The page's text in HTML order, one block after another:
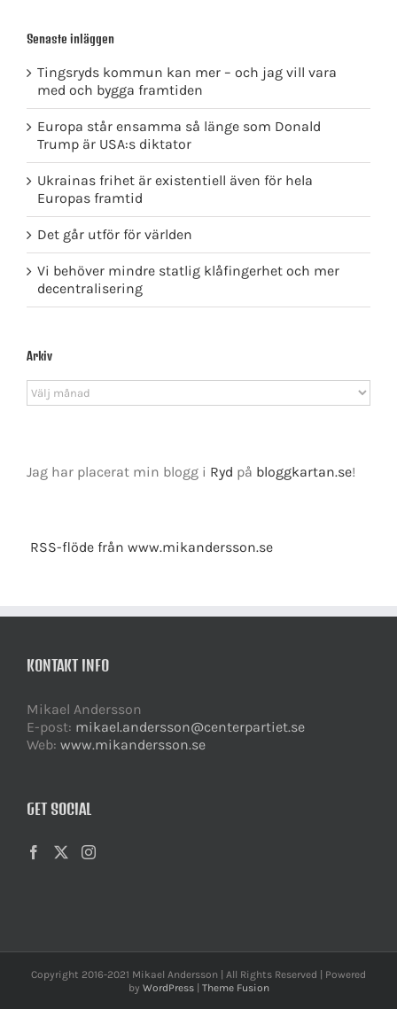
Senaste inläggen
Tingsryds kommun kan mer – och jag vill vara
med och bygga framtiden
Europa står ensamma så länge som Donald
Trump är USA:s diktator
Ukrainas frihet är existentiell även för hela
Europas framtid
Det går utför för världen
Vi behöver mindre statlig klåfingerhet och mer
decentralisering
Arkiv
Arkiv
Jag har placerat min blogg i Ryd på bloggkartan.se!
RSS-flöde från www.mikandersson.se
KONTAKT INFO
Mikael Andersson
E-post: mikael.andersson@centerpartiet.se
Web: www.mikandersson.se
GET SOCIAL
Copyright 2016-2021 Mikael Andersson | All Rights Reserved | Powered
by WordPress| Theme Fusion